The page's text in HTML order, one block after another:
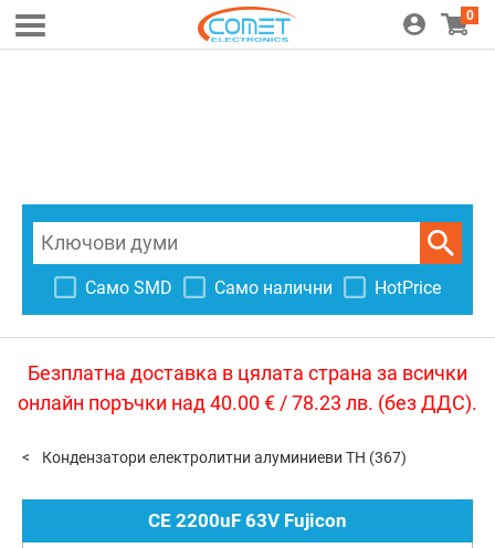
0
Само SMD Само налични HotPrice
Безплатна доставка в цялата страна за всички
онлайн поръчки над 40.00 € / 78.23 лв. (без ДДС).
Кондензатори електролитни алуминиеви TH (367)
CE 2200uF 63V Fujicon